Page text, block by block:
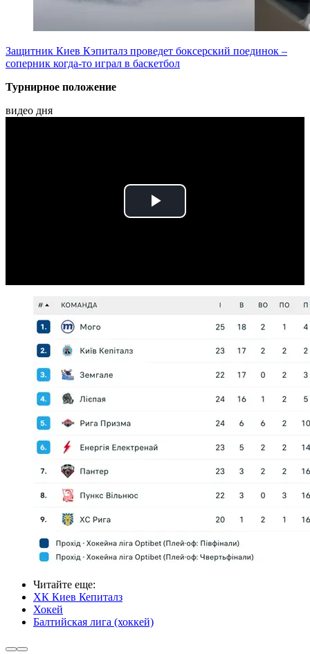
Защитник Киев Кэпиталз проведет боксерский поединок –
соперник когда-то играл в баскетбол
Турнирное положение
видео дня
Play
Читайте еще:
ХК Киев Кепиталз
Хокей
Балтийская лига (хоккей)